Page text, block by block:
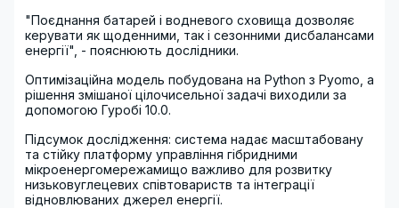
"Поєднання батарей і водневого сховища дозволяє
керувати як щоденними, так і сезонними дисбалансами
енергії", - пояснюють дослідники.
Оптимізаційна модель побудована на Python з Pyomo, а
рішення змішаної цілочисельної задачі виходили за
допомогою Гуробі 10.0.
Підсумок дослідження: система надає масштабовану
та стійку платформу управління гібридними
мікроенергомережамищо важливо для розвитку
низьковуглецевих співтовариств та інтеграції
відновлюваних джерел енергії.